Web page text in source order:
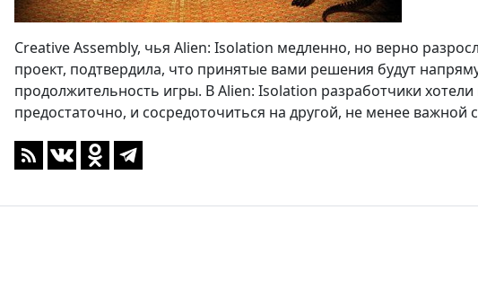
Creative Assembly, чья Alien: Isolation медленно, но верно
проект, подтвердила, что принятые вами решения будут
продолжительность игры. В Alien: Isolation разработчики
предостаточно, и сосредоточиться на другой, не менее